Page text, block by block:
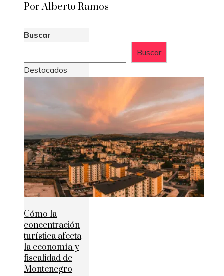
Por Alberto Ramos
Buscar
Buscar
Destacados
Cómo la
concentración
turística afecta
la economía y
fiscalidad de
Montenegro